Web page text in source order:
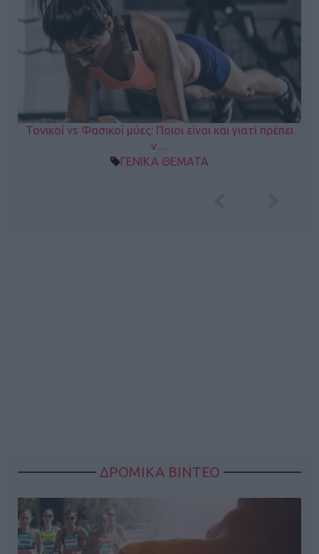
Τονικοί vs Φασικοί μύες: Ποιοι είναι και γιατί πρέπει
ν…
ΓΕΝΙΚΑ ΘΕΜΑΤΑ
ΔΡΟΜΙΚΑ ΒΙΝΤΕΟ